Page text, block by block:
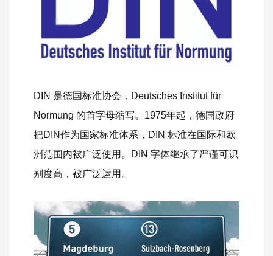
DIN 是德国标准协会，Deutsches Institut für
Normung 的首字母缩写。1975年起，德国政府
把DIN作为国家标准体系，DIN 标准在国际和欧
洲范围内被广泛使用。DIN 字体继承了严谨可识
别度高，被广泛运用。